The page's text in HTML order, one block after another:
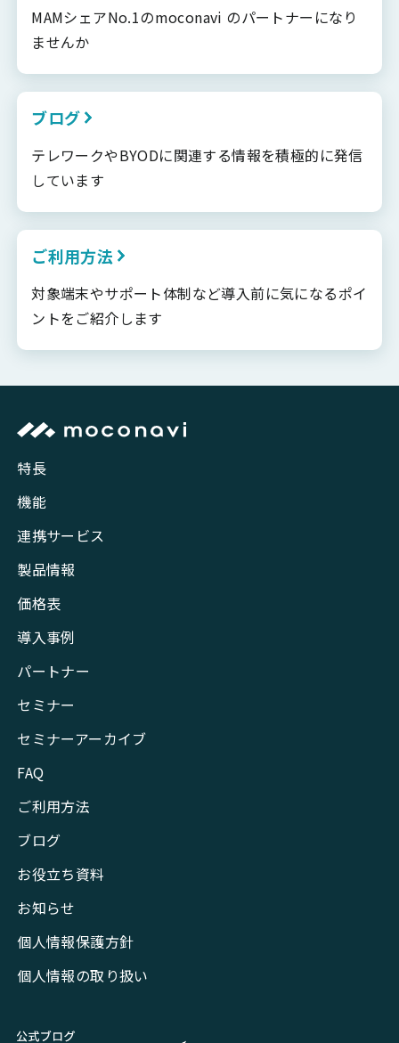
MAMシェアNo.1のmoconavi のパートナーになり
ませんか
ブログ
テレワークやBYODに関連する情報を積極的に発信
しています
ご利用方法
対象端末やサポート体制など導入前に気になるポイ
ントをご紹介します
特長
機能
連携サービス
製品情報
価格表
導入事例
パートナー
セミナー
セミナーアーカイブ
FAQ
ご利用方法
ブログ
お役立ち資料
お知らせ
個人情報保護方針
個人情報の取り扱い